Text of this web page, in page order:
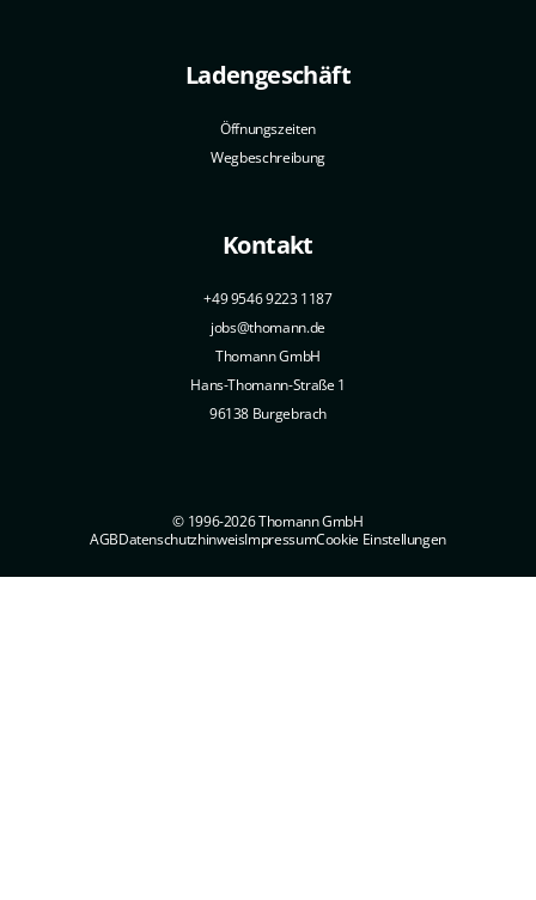
Ladengeschäft
Öffnungszeiten
Wegbeschreibung
Kontakt
+49 9546 9223 1187
jobs@thomann.de
Thomann GmbH
Hans-Thomann-Straße 1
96138 Burgebrach
© 1996-2026 Thomann GmbH
AGBDatenschutzhinweisImpressumCookie Einstellungen